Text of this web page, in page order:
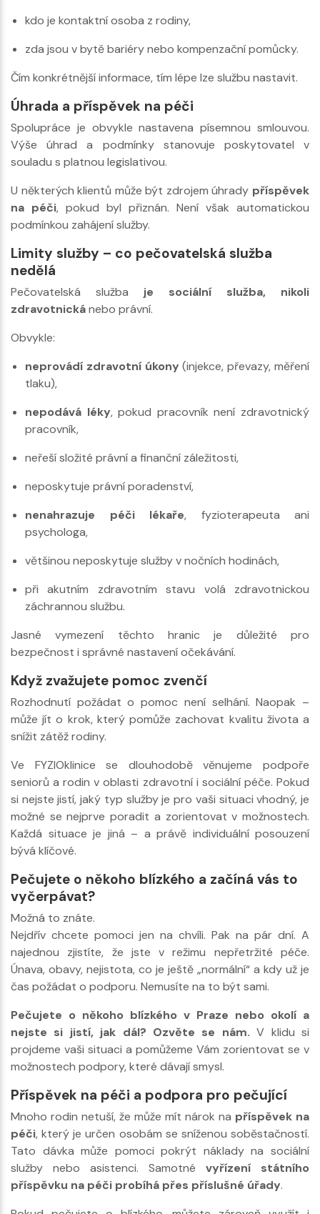
kdo je kontaktní osoba z rodiny,
zda jsou v bytě bariéry nebo kompenzační pomůcky.
Čím konkrétnější informace, tím lépe lze službu nastavit.
Úhrada a příspěvek na péči
Spolupráce je obvykle nastavena písemnou smlouvou.
Výše úhrad a podmínky stanovuje poskytovatel v
souladu s platnou legislativou.
U některých klientů může být zdrojem úhrady příspěvek
na péči, pokud byl přiznán. Není však automatickou
podmínkou zahájení služby.
Limity služby – co pečovatelská služba
nedělá
Pečovatelská služba je sociální služba, nikoli
zdravotnickánebo právní.
Obvykle:
neprovádí zdravotní úkony (injekce, převazy, měření
tlaku),
nepodává léky, pokud pracovník není zdravotnický
pracovník,
neřeší složité právní a finanční záležitosti,
neposkytuje právní poradenství,
nenahrazuje péči lékaře, fyzioterapeuta ani
psychologa,
většinou neposkytuje služby v nočních hodinách,
při akutním zdravotním stavu volá zdravotnickou
záchrannou službu.
Jasné vymezení těchto hranic je důležité pro
bezpečnost i správné nastavení očekávání.
Když zvažujete pomoc zvenčí
Rozhodnutí požádat o pomoc není selhání. Naopak –
může jít o krok, který pomůže zachovat kvalitu života a
snížit zátěž rodiny.
Ve FYZIOklinice se dlouhodobě věnujeme podpoře
seniorů a rodin v oblasti zdravotní i sociální péče. Pokud
si nejste jistí, jaký typ služby je pro vaši situaci vhodný, je
možné se nejprve poradit a zorientovat v možnostech.
Každá situace je jiná – a právě individuální posouzení
bývá klíčové.
Pečujete o někoho blízkého a začíná vás to
vyčerpávat?
Možná to znáte.
Nejdřív chcete pomoci jen na chvíli. Pak na pár dní. A
najednou zjistíte, že jste v režimu nepřetržité péče.
Únava, obavy, nejistota, co je ještě „normální“ a kdy už je
čas požádat o podporu. Nemusíte na to být sami.
Pečujete o někoho blízkého v Praze nebo okolí a
nejste si jistí, jak dál? Ozvěte se nám. V klidu si
projdeme vaši situaci a pomůžeme Vám zorientovat se v
možnostech podpory, které dávají smysl.
Příspěvek na péči a podpora pro pečující
Mnoho rodin netuší, že může mít nárok na příspěvek na
péči, který je určen osobám se sníženou soběstačností.
Tato dávka může pomoci pokrýt náklady na sociální
služby nebo asistenci. Samotné vyřízení státního
příspěvku na péči probíhá přes příslušné úřady.